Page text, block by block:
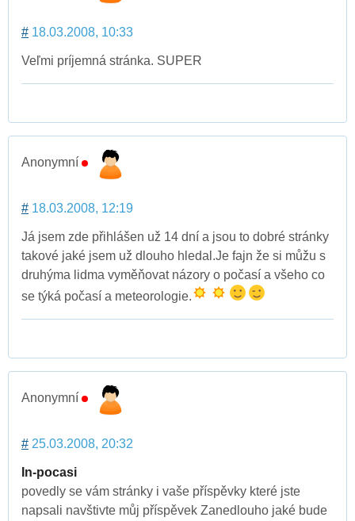
# 18.03.2008, 10:33
Veľmi príjemná stránka. SUPER
Anonymní
# 18.03.2008, 12:19
Já jsem zde přihlášen už 14 dní a jsou to dobré stránky
takové jaké jsem už dlouho hledal.Je fajn že si můžu s
druhýma lidma vyměňovat názory o počasí a všeho co
se týká počasí a meteorologie.
Anonymní
# 25.03.2008, 20:32
In-pocasi
povedly se vám stránky i vaše příspěvky které jste
napsali navštivte můj příspěvek Zanedlouho jaké bude